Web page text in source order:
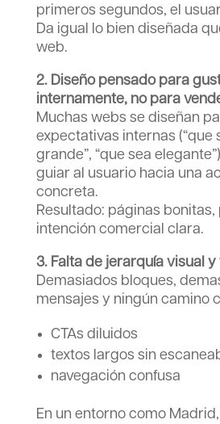
primeros segundos, el
Da igual lo bien diseñada
web.
2. Diseño pensado para
internamente, no para
Muchas webs se diseñan
expectativas internas (“que
grande”, “que sea
guiar al usuario hacia una
concreta.
Resultado: páginas bonitas,
intención comercial clara.
3. Falta de jerarquía visual y
Demasiados bloques,
mensajes y ningún camino
CTAs diluidos
textos largos sin
navegación confusa
En un entorno como